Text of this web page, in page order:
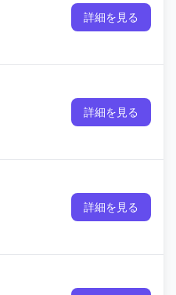
詳細を見る
詳細を見る
詳細を見る